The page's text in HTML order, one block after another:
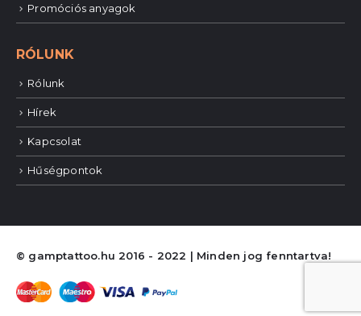
Promóciós anyagok
RÓLUNK
Rólunk
Hírek
Kapcsolat
Hűségpontok
© gamptattoo.hu 2016 - 2022 | Minden jog fenntartva!